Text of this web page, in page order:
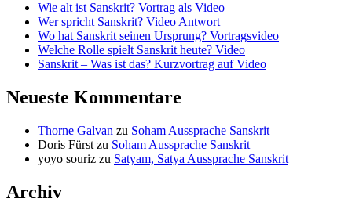
Wie alt ist Sanskrit? Vortrag als Video
Wer spricht Sanskrit? Video Antwort
Wo hat Sanskrit seinen Ursprung? Vortragsvideo
Welche Rolle spielt Sanskrit heute? Video
Sanskrit – Was ist das? Kurzvortrag auf Video
Neueste Kommentare
Thorne Galvan zu Soham Aussprache Sanskrit
Doris Fürst zu Soham Aussprache Sanskrit
yoyo souriz zu Satyam, Satya Aussprache Sanskrit
Archiv